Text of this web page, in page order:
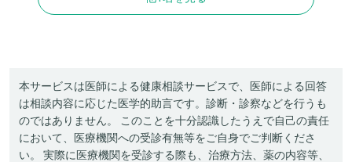
本サービスは医師による健康相談サービスで、医師による回答
は相談内容に応じた医学的助言です。診断・診察などを行うも
のではありません。 このことを十分認識したうえで自己の責任
において、医療機関への受診有無等をご自身でご判断くださ
い。 実際に医療機関を受診する際も、治療方法、薬の内容等、